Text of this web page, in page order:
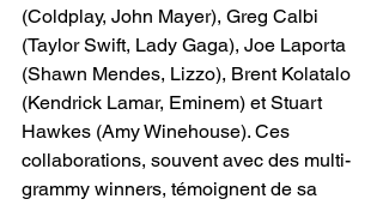
(Coldplay, John Mayer), Greg Calbi
(Taylor Swift, Lady Gaga), Joe Laporta
(Shawn Mendes, Lizzo), Brent Kolatalo
(Kendrick Lamar, Eminem) et Stuart
Hawkes (Amy Winehouse). Ces
collaborations, souvent avec des multi-
grammy winners, témoignent de sa